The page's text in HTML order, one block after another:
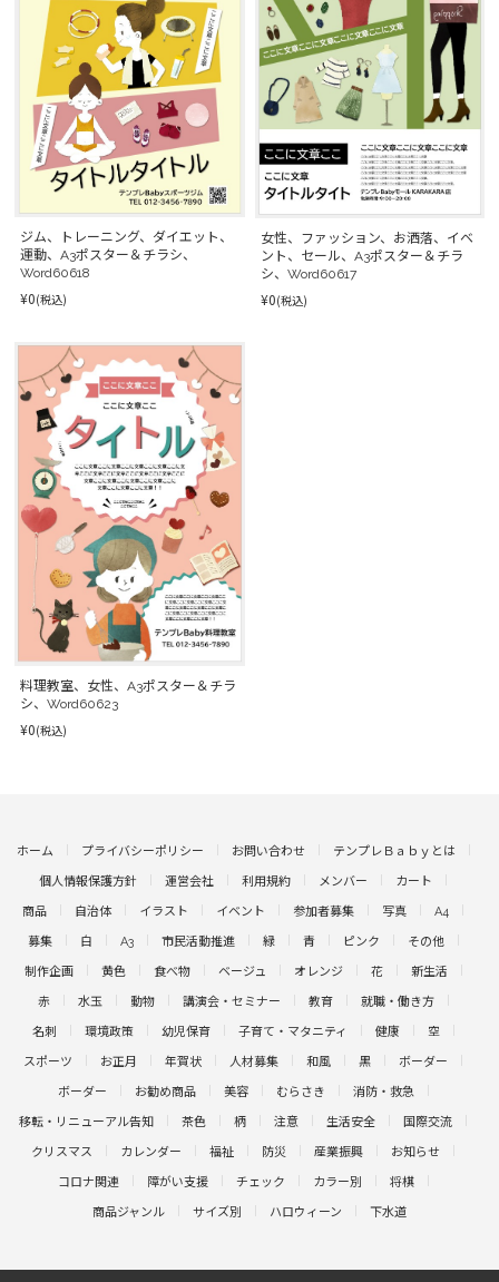
ジム、トレーニング、ダイエット、
運動、A3ポスター＆チラシ、
Word60618
¥0(税込)
女性、ファッション、お洒落、イベ
ント、セール、A3ポスター＆チラ
シ、Word60617
¥0(税込)
料理教室、女性、A3ポスター＆チラ
シ、Word60623
¥0(税込)
ホーム プライバシーポリシー お問い合わせ テンプレＢａｂｙとは
個人情報保護方針 運営会社 利用規約 メンバー カート
商品 自治体 イラスト イベント 参加者募集 写真 A4
募集 白 A3 市民活動推進 緑 青 ピンク その他
制作企画 黄色 食べ物 ベージュ オレンジ 花 新生活
赤 水玉 動物 講演会・セミナー 教育 就職・働き方
名刺 環境政策 幼児保育 子育て・マタニティ 健康 空
スポーツ お正月 年賀状 人材募集 和風 黒 ボーダー
ボーダー お勧め商品 美容 むらさき 消防・救急
移転・リニューアル告知 茶色 柄 注意 生活安全 国際交流
クリスマス カレンダー 福祉 防災 産業振興 お知らせ
コロナ関連 障がい支援 チェック カラー別 将棋
商品ジャンル サイズ別 ハロウィーン 下水道